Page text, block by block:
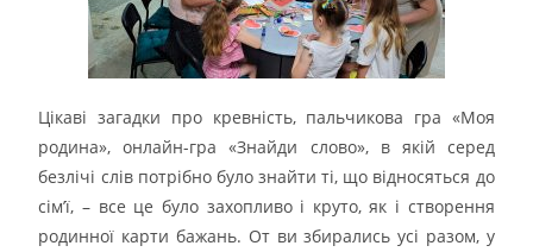
Цікаві загадки про кревність, пальчикова гра «Моя
родина», онлайн-гра «Знайди слово», в якій серед
безлічі слів потрібно було знайти ті, що відносяться до
сім’ї, – все це було захопливо і круто, як і створення
родинної карти бажань. От ви збирались усі разом, у